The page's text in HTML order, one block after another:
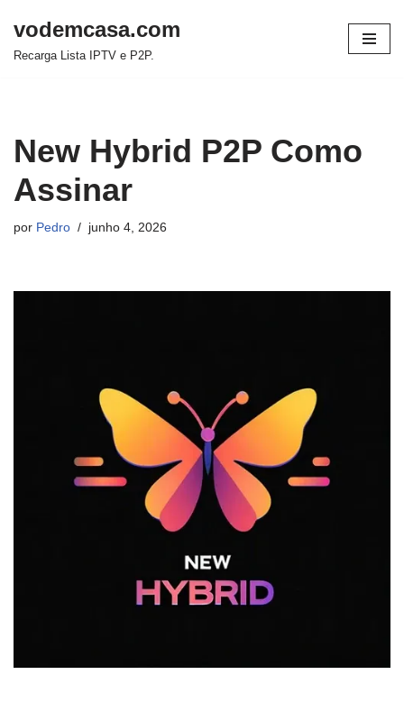
Pular
vodemcasa.com
Recarga Lista IPTV e P2P.
New Hybrid P2P Como
Assinar
por Pedro junho 4, 2026